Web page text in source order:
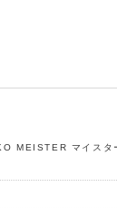
MEISTER マイスタ